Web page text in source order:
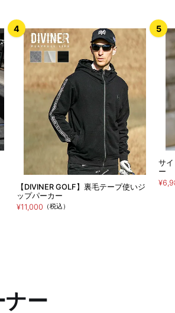
【DIVINER GOLF】裏毛テープ使いジ
ップパーカー
¥11,000 （税込）
サ
ー
ー